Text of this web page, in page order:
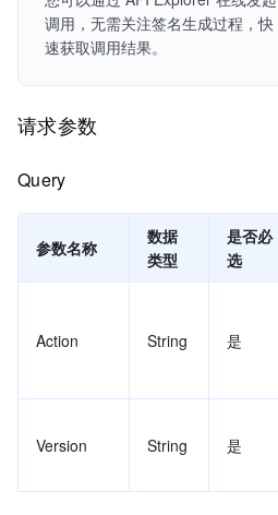
调用，无需关注签名生成过程，快
速获取调用结果。
请求参数
Query
参数名称
数据
类型
是否必
选
Action String 是
Version String 是